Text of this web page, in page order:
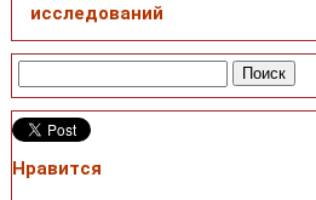
исследований
Нравится